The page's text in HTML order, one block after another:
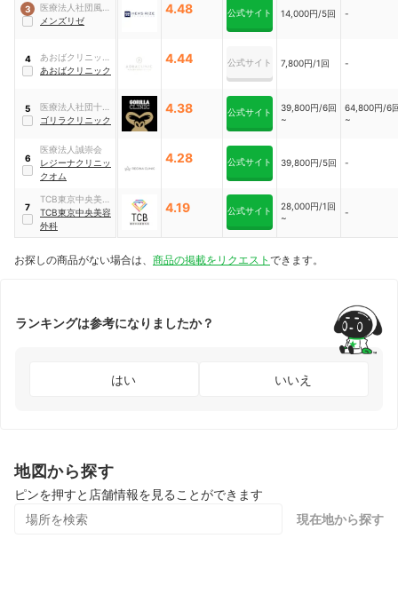
3
医療法人社団風林
会
メンズリゼ
4.48 公式サイト 14,000円/5回 -
4
あおばクリニック
グループ
あおばクリニック
4.44 公式サイト 7,800円/1回 -
5
医療法人社団十二
会
ゴリラクリニック
4.38 公式サイト
39,800円/6回
~
64,800円/6
~
6
医療法人誠崇会
レジーナクリニッ
クオム
4.28 公式サイト 39,800円/5回 -
7
TCB東京中央美容
外科
TCB東京中央美容
外科
4.19 公式サイト
28,000円/1回
~
-
お探しの商品がない場合は、 商品の掲載をリクエスト できます。
ランキングは参考になりましたか？
はい いいえ
地図から探す
ピンを押すと店舗情報を見ることができます
現在地から探す